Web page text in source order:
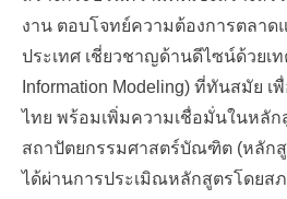
งาน ตอบโจทย์ความต้องการตลาด
ประเทศ เชี่ยวชาญด้านดีไซน์ด้วยเ
Information Modeling) ที่ทันสมัย
ไทย พร้อมเพิ่มความเชื่อมั่นในหลัก
สถาปัตยกรรมศาสตร์บัณฑิต (หลักสู
ได้ผ่านการประเมิณหลักสูตรโดยส